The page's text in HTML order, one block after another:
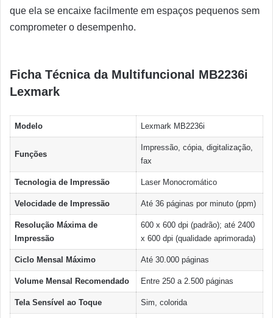
que ela se encaixe facilmente em espaços pequenos sem
comprometer o desempenho.
Ficha Técnica da Multifuncional MB2236i
Lexmark
Modelo Lexmark MB2236i
Funções
Impressão, cópia, digitalização,
fax
Tecnologia de Impressão Laser Monocromático
Velocidade de Impressão Até 36 páginas por minuto (ppm)
Resolução Máxima de
Impressão
600 x 600 dpi (padrão); até 2400
x 600 dpi (qualidade aprimorada)
Ciclo Mensal Máximo Até 30.000 páginas
Volume Mensal Recomendado Entre 250 a 2.500 páginas
Tela Sensível ao Toque Sim, colorida